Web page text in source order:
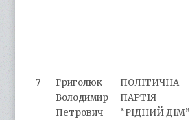
7
Григолюк
Володимир
Петрович
ПОЛІТИЧНА
ПАРТІЯ
“РІДНИЙ ДІМ”